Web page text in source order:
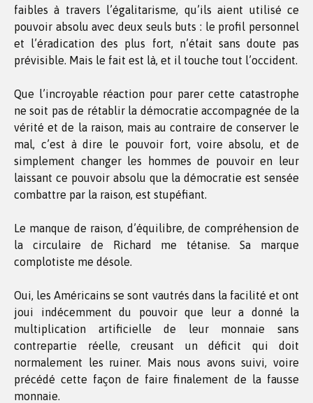
faibles à travers l’égalitarisme, qu’ils aient utilisé ce
pouvoir absolu avec deux seuls buts : le profil personnel
et l’éradication des plus fort, n’était sans doute pas
prévisible. Mais le fait est là, et il touche tout l’occident.
Que l’incroyable réaction pour parer cette catastrophe
ne soit pas de rétablir la démocratie accompagnée de la
vérité et de la raison, mais au contraire de conserver le
mal, c’est à dire le pouvoir fort, voire absolu, et de
simplement changer les hommes de pouvoir en leur
laissant ce pouvoir absolu que la démocratie est sensée
combattre par la raison, est stupéfiant.
Le manque de raison, d’équilibre, de compréhension de
la circulaire de Richard me tétanise. Sa marque
complotiste me désole.
Oui, les Américains se sont vautrés dans la facilité et ont
joui indécemment du pouvoir que leur a donné la
multiplication artificielle de leur monnaie sans
contrepartie réelle, creusant un déficit qui doit
normalement les ruiner. Mais nous avons suivi, voire
précédé cette façon de faire finalement de la fausse
monnaie.